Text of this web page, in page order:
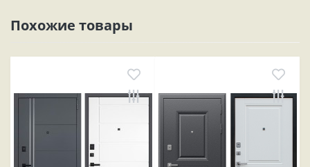
Похожие товары